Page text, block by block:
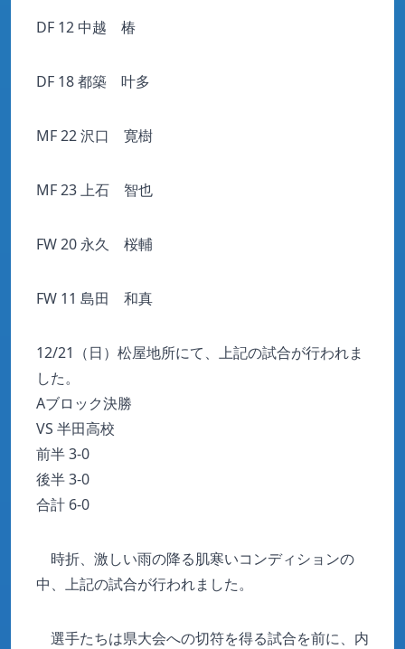
DF 12 中越 椿
DF 18 都築 叶多
MF 22 沢口 寛樹
MF 23 上石 智也
FW 20 永久 桜輔
FW 11 島田 和真
12/21（日）松屋地所にて、上記の試合が行われま
した。
Aブロック決勝
VS 半田高校
前半 3-0
後半 3-0
合計 6-0
時折、激しい雨の降る肌寒いコンディションの
中、上記の試合が行われました。
選手たちは県大会への切符を得る試合を前に、内